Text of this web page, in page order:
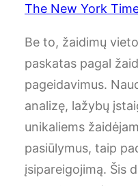
The New York
Be to, žaidimų
paskatas pagal
pageidavimus.
analizę, lažybų
unikaliems
pasiūlymus, taip
įsipareigojimą. Šis